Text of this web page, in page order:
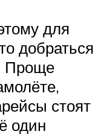
для
добраться
Проще
стоят
один